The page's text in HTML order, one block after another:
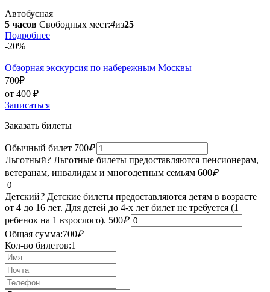
Автобусная
5 часов Свободных мест:4из25
Подробнее
-20%
Обзорная экскурсия по набережным Москвы
700₽
от 400 ₽
Записаться
Заказать билеты
Обычный билет 700₽
Льготный? Льготные билеты предоставляются пенсионерам,
ветеранам, инвалидам и многодетным семьям 600₽
Детский? Детские билеты предоставляются детям в возрасте
от 4 до 16 лет. Для детей до 4-х лет билет не требуется (1
ребенок на 1 взрослого). 500₽
Общая сумма:700₽
Кол-во билетов:1